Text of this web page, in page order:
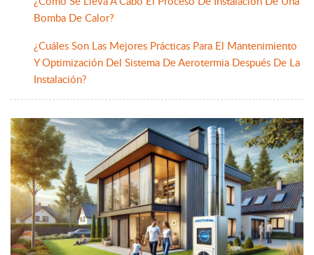
Bomba De Calor?
¿Cuáles Son Las Mejores Prácticas Para El Mantenimiento
Y Optimización Del Sistema De Aerotermia Después De La
Instalación?